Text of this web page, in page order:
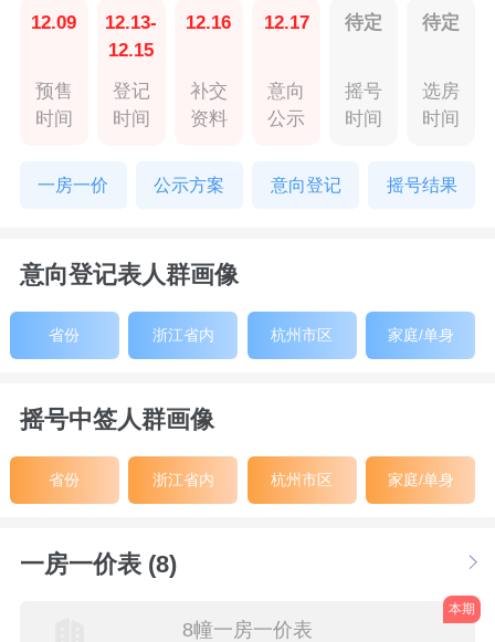
12.09
预售
时间
12.13-
12.15
登记
时间
12.16
补交
资料
12.17
意向
公示
待定
摇号
时间
待定
选房
时间
一房一价 公示方案 意向登记 摇号结果
意向登记表人群画像
省份 浙江省内 杭州市区 家庭/单身
摇号中签人群画像
省份 浙江省内 杭州市区 家庭/单身
一房一价表 (8)
8幢一房一价表
本期